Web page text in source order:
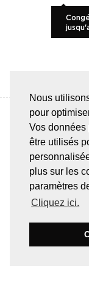
Nous
pour
Vos
être utilisés
plus sur les
paramètres
Cliquez ici.
Toute